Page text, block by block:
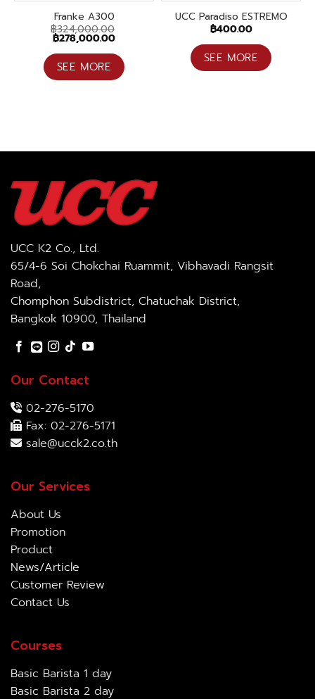
Franke A300
฿324,000.00
Original
price
was:
฿324,000.00.
฿278,000.00Current
is:
฿278,000.00.
SEE MORE
UCC Paradiso ESTREMO
฿400.00
SEE MORE
UCC K2 Co., Ltd.
65/4-6 Soi Chokchai Ruammit, Vibhavadi Rangsit
Road,
Chomphon Subdistrict, Chatuchak District,
Bangkok 10900, Thailand
Our Contact
02-276-5170
Fax: 02-276-5171
sale@ucck2.co.th
Our Services
About Us
Promotion
Product
News/Article
Customer Review
Contact Us
Courses
Basic Barista 1 day
Basic Barista 2 day